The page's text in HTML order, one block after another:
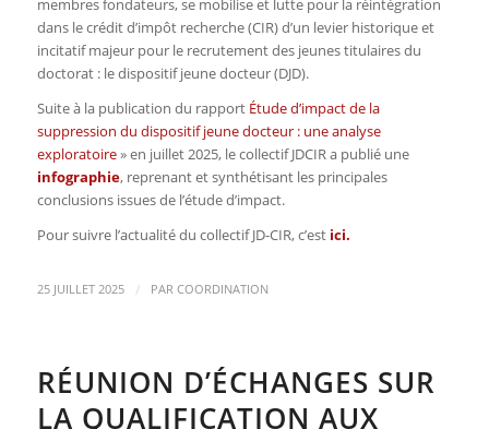
membres fondateurs, se mobilise et lutte pour la réintégration
dans le crédit d’impôt recherche (CIR) d’un levier historique et
incitatif majeur pour le recrutement des jeunes titulaires du
doctorat : le dispositif jeune docteur (DJD).
Suite à la publication du rapport Étude d’impact de la
suppression du dispositif jeune docteur : une analyse
exploratoire» en juillet 2025, le collectif JDCIR a publié une
infographie, reprenant et synthétisant les principales
conclusions issues de l’étude d’impact.
Pour suivre l’actualité du collectif JD-CIR, c’est ici.
25 JUILLET 2025 / PAR COORDINATION
RÉUNION D’ÉCHANGES SUR
LA QUALIFICATION AUX